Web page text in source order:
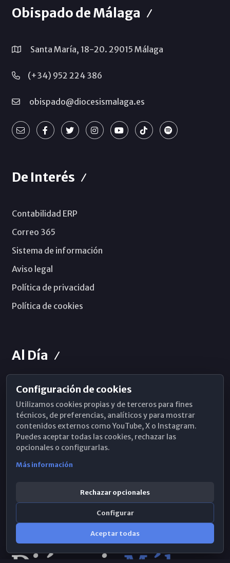
Obispado de Málaga
Santa María, 18-20. 29015 Málaga
(+34) 952 224 386
obispado@diocesismalaga.es
De Interés
Contabilidad ERP
Correo 365
Sistema de información
Aviso legal
Política de privacidad
Política de cookies
Al Día
Horarios de Misa
Hemeroteca
WhatsApp
Configuración de cookies
Utilizamos cookies propias y de terceros para fines
técnicos, de preferencias, analíticos y para mostrar
contenidos externos como YouTube, X o Instagram.
Puedes aceptar todas las cookies, rechazar las
opcionales o configurarlas.
Más información
Rechazar opcionales
Configurar
Aceptar todas